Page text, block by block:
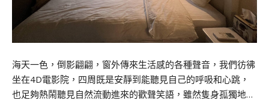
海天一色，倒影翩翩，窗外傳來生活感的各種聲音，我們彷彿
坐在4D電影院，四周既是安靜到能聽見自己的呼吸和心跳，
也足夠熱鬧聽見自然流動進來的歡聲笑語，雖然隻身孤獨地…